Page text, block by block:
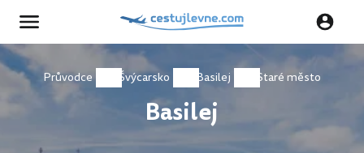
Průvodce Švýcarsko Basilej Staré město
Basilej